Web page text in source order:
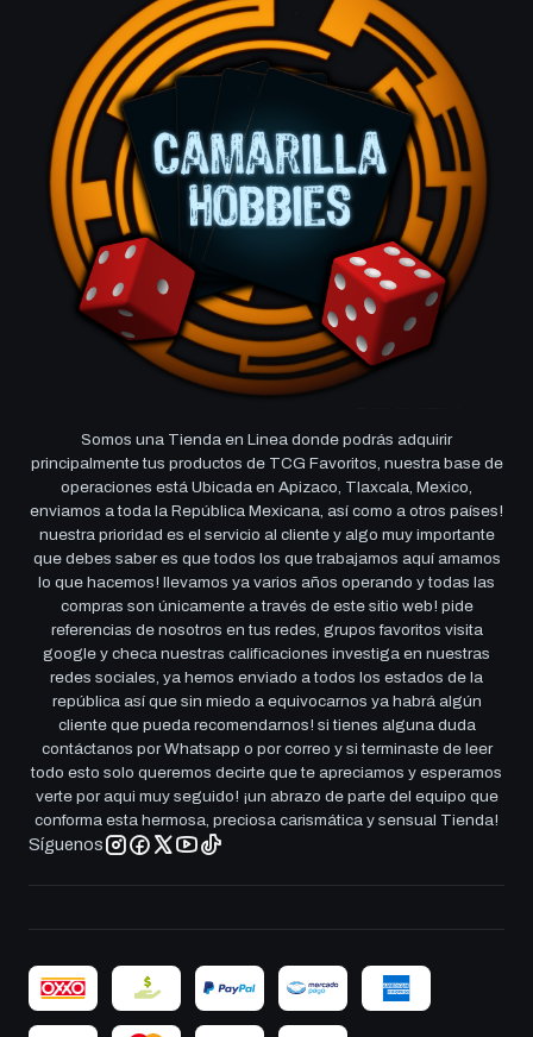
Somos una Tienda en Linea donde podrás adquirir
principalmente tus productos de TCG Favoritos, nuestra base de
operaciones está Ubicada en Apizaco, Tlaxcala, Mexico,
enviamos a toda la República Mexicana, así como a otros países!
nuestra prioridad es el servicio al cliente y algo muy importante
que debes saber es que todos los que trabajamos aquí amamos
lo que hacemos! llevamos ya varios años operando y todas las
compras son únicamente a través de este sitio web! pide
referencias de nosotros en tus redes, grupos favoritos visita
google y checa nuestras calificaciones investiga en nuestras
redes sociales, ya hemos enviado a todos los estados de la
república así que sin miedo a equivocarnos ya habrá algún
cliente que pueda recomendarnos! si tienes alguna duda
contáctanos por Whatsapp o por correo y si terminaste de leer
todo esto solo queremos decirte que te apreciamos y esperamos
verte por aqui muy seguido! ¡un abrazo de parte del equipo que
conforma esta hermosa, preciosa carismática y sensual Tienda!
Síguenos